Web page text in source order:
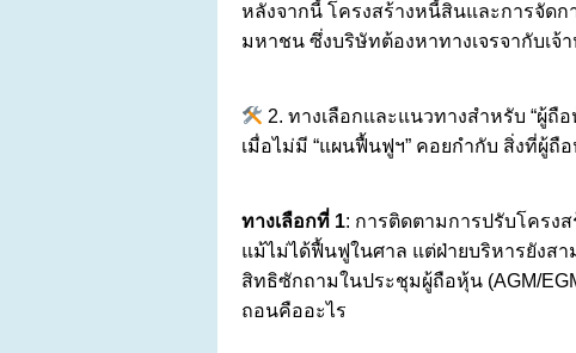
หลังจากนี้ โครงสร้างหนี้สินและการจัด
มหาชน ซึ่งบริษัทต้องหาทางเจรจากับเ
2. ทางเลือกและแนวทางสำหรับ “ผู้ถือ
เมื่อไม่มี “แผนฟื้นฟูฯ” คอยกำกับ สิ่งที่ผู้
ทางเลือกที่ 1: การติดตามการปรับโครงส
แม้ไม่ได้ฟื้นฟูในศาล แต่ฝ่ายบริหารยังส
สิทธิซักถามในประชุมผู้ถือหุ้น (AGM/
ถอนคืออะไร